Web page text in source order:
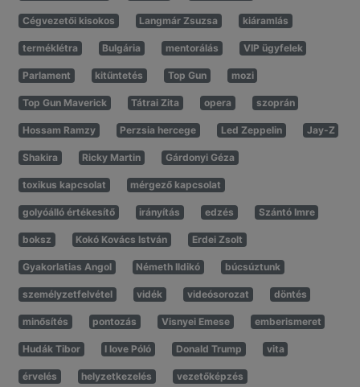
Cégvezetői kisokos Langmár Zsuzsa kiáramlás
terméklétra Bulgária mentorálás VIP ügyfelek
Parlament kitűntetés Top Gun mozi
Top Gun Maverick Tátrai Zita opera szoprán
Hossam Ramzy Perzsia hercege Led Zeppelin Jay-Z
Shakira Ricky Martin Gárdonyi Géza
toxikus kapcsolat mérgező kapcsolat
golyóálló értékesítő irányítás edzés Szántó Imre
boksz Kokó Kovács István Erdei Zsolt
Gyakorlatias Angol Németh Ildikó búcsúztunk
személyzetfelvétel vidék videósorozat döntés
minősítés pontozás Visnyei Emese emberismeret
Hudák Tibor I love Póló Donald Trump vita
érvelés helyzetkezelés vezetőképzés